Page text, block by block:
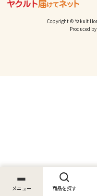
メニュー 商品を探す
Copyright © Yakult
Produced